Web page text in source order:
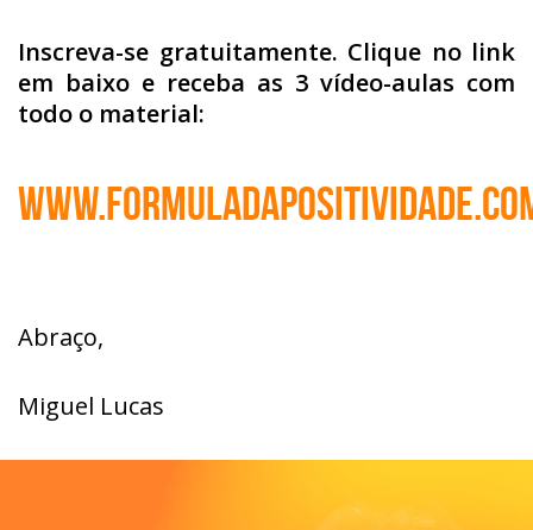
Inscreva-se gratuitamente. Clique no link
em baixo e receba as 3 vídeo-aulas com
todo o material:
Abraço,
Miguel Lucas